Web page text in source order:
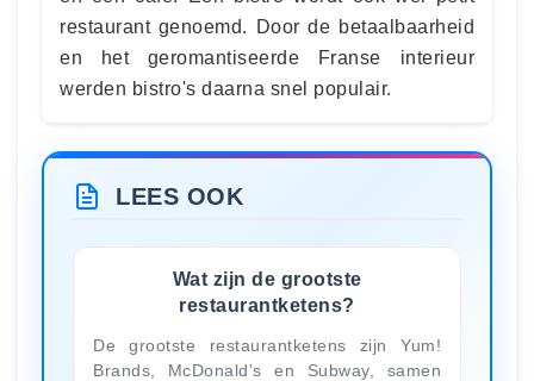
restaurant genoemd. Door de betaalbaarheid
en het geromantiseerde Franse interieur
werden bistro's daarna snel populair.
LEES OOK
Wat zijn de grootste
restaurantketens?
De grootste restaurantketens zijn Yum!
Brands, McDonald’s en Subway, samen